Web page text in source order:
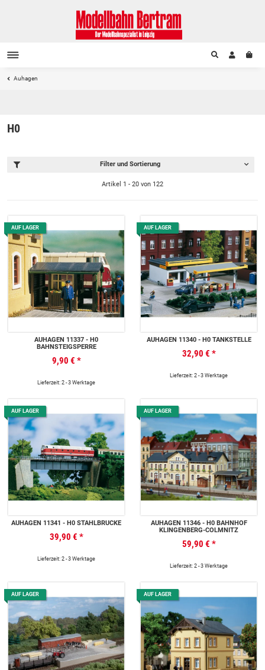
Auhagen
H0
Filter und Sortierung
Artikel 1 - 20 von 122
AUF LAGER
AUHAGEN 11337 - H0
BAHNSTEIGSPERRE
9,90 € *
Lieferzeit: 2 - 3 Werktage
AUF LAGER
AUHAGEN 11340 - H0 TANKSTELLE
32,90 € *
Lieferzeit: 2 - 3 Werktage
AUF LAGER
AUHAGEN 11341 - H0 STAHLBRÜCKE
39,90 € *
Lieferzeit: 2 - 3 Werktage
AUF LAGER
AUHAGEN 11346 - H0 BAHNHOF
KLINGENBERG-COLMNITZ
59,90 € *
Lieferzeit: 2 - 3 Werktage
AUF LAGER AUF LAGER